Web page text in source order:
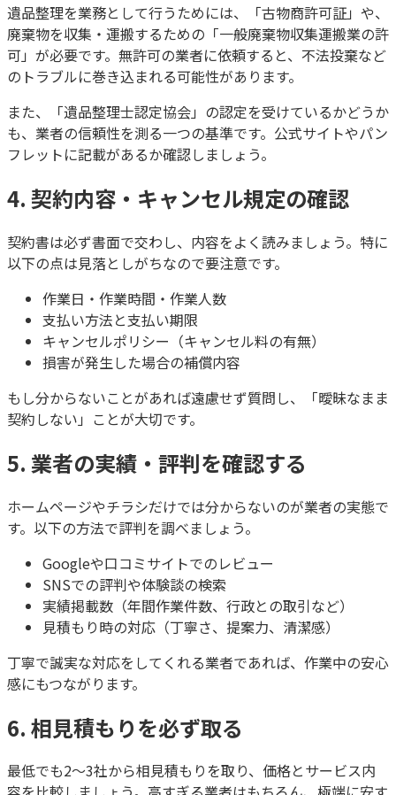
遺品整理を業務として行うためには、「古物商許可証」や、
廃棄物を収集・運搬するための「一般廃棄物収集運搬業の許
可」が必要です。無許可の業者に依頼すると、不法投棄など
のトラブルに巻き込まれる可能性があります。
また、「遺品整理士認定協会」の認定を受けているかどうか
も、業者の信頼性を測る一つの基準です。公式サイトやパン
フレットに記載があるか確認しましょう。
4. 契約内容・キャンセル規定の確認
契約書は必ず書面で交わし、内容をよく読みましょう。特に
以下の点は見落としがちなので要注意です。
作業日・作業時間・作業人数
支払い方法と支払い期限
キャンセルポリシー（キャンセル料の有無）
損害が発生した場合の補償内容
もし分からないことがあれば遠慮せず質問し、「曖昧なまま
契約しない」ことが大切です。
5. 業者の実績・評判を確認する
ホームページやチラシだけでは分からないのが業者の実態で
す。以下の方法で評判を調べましょう。
Googleや口コミサイトでのレビュー
SNSでの評判や体験談の検索
実績掲載数（年間作業件数、行政との取引など）
見積もり時の対応（丁寧さ、提案力、清潔感）
丁寧で誠実な対応をしてくれる業者であれば、作業中の安心
感にもつながります。
6. 相見積もりを必ず取る
最低でも2～3社から相見積もりを取り、価格とサービス内